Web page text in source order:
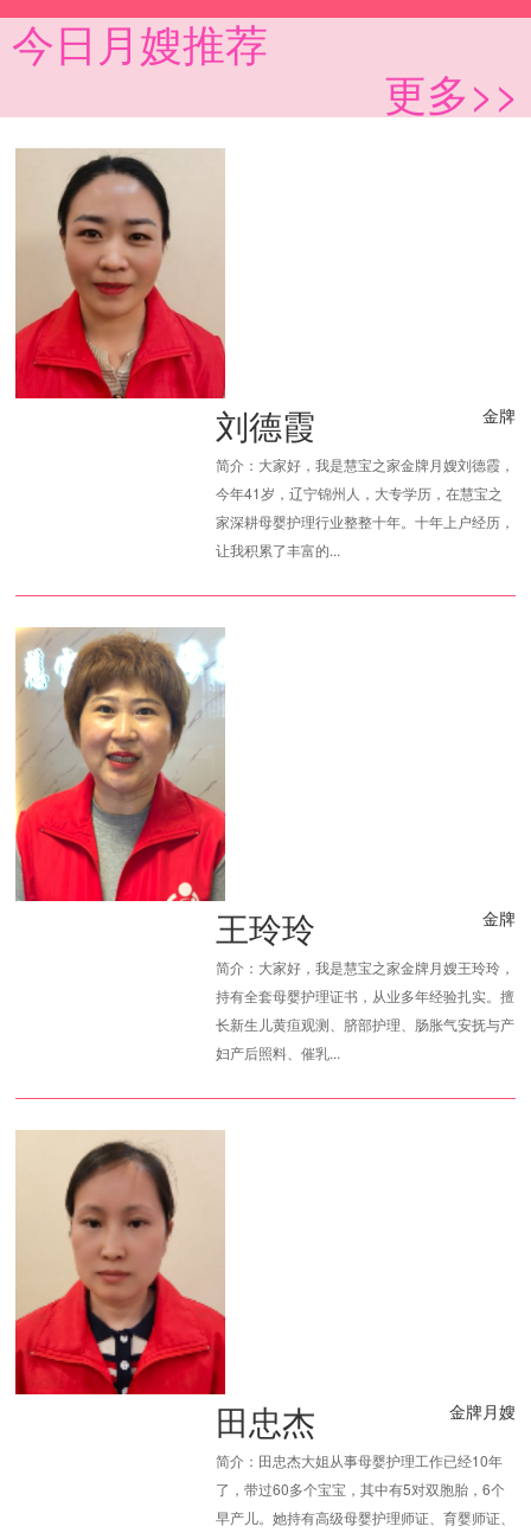
今日月嫂推荐
更多>>
刘德霞 金牌
简介：大家好，我是慧宝之家金牌月嫂刘德霞，
今年41岁，辽宁锦州人，大专学历，在慧宝之
家深耕母婴护理行业整整十年。十年上户经历，
让我积累了丰富的...
王玲玲 金牌
简介：大家好，我是慧宝之家金牌月嫂王玲玲，
持有全套母婴护理证书，从业多年经验扎实。擅
长新生儿黄疸观测、脐部护理、肠胀气安抚与产
妇产后照料、催乳...
田忠杰 金牌月嫂
简介：田忠杰大姐从事母婴护理工作已经10年
了，带过60多个宝宝，其中有5对双胞胎，6个
早产儿。她持有高级母婴护理师证、育婴师证、